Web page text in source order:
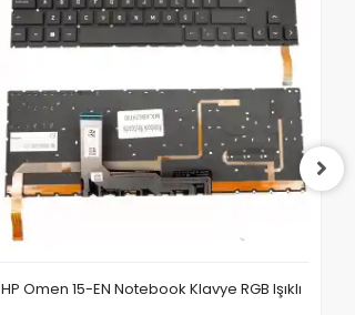
HP Omen 15-EN Notebook Klavye RGB Işıklı